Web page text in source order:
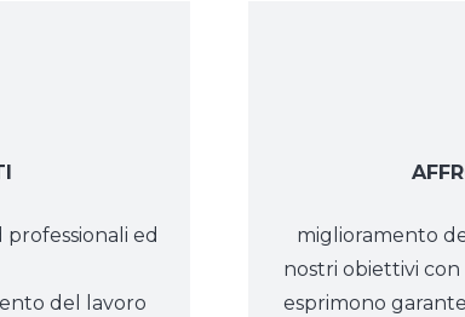
ed
del lavoro
miglioramento
nostri obiettivi
esprimono